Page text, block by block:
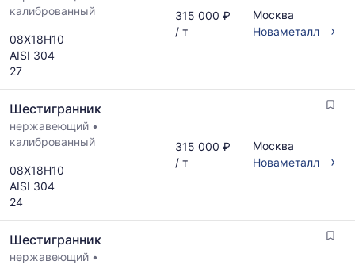
калиброванный
08Х18Н10
AISI 304
27
315 000 ₽
/ т
Москва
Новаметалл
›
Шестигранник
нержавеющий •
калиброванный
08Х18Н10
AISI 304
24
315 000 ₽
/ т
Москва
Новаметалл
›
Шестигранник
нержавеющий •